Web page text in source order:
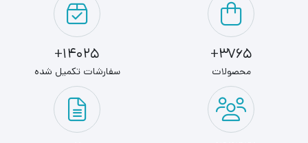
باشید این مودم در حال حاضر یکی از پرفروش‌ترین مودم‌ های
فیبر نوری به شمار می‌رود.
زیرا طراحی ظاهری آن بسیار زیبا می‌باشد، قطعاتی که در تولید آن
استفاده شده بسیار با کیفیت است. از سوی دیگر قیمت این
مودم نسبت به مودم‌های دیگر هم رده خود مناسب‌ تر می‌باشد.
3765+
محصولات
14025+
سفارشات تکمیل شده